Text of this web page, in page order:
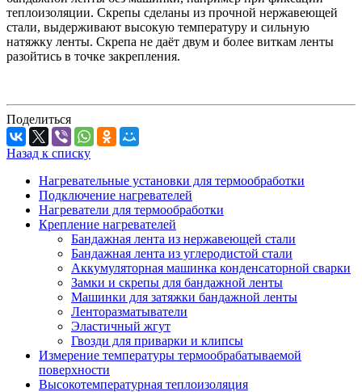
теплоизоляции. Скрепы сделаны из прочной нержавеющей
стали, выдерживают высокую температуру и сильную
натяжку ленты. Скрепа не даёт двум и более виткам ленты
разойтись в точке закрепления.
Поделиться
Назад к списку
Нагревательные установки для термообработки
Подключение нагревателей
Нагреватели для термообработки
Крепление нагревателей
Бандажная лента из нержавеющей стали
Бандажная лента из углеродистой стали
Аккумуляторная машинка конденсаторной сварки
Замки и скрепы для бандажной ленты
Машинки для затяжки бандажной ленты
Ленторазматыватели
Эластичный жгут
Гвозди для приварки и клипсы
Измерение температуры термообрабатываемой
поверхности
Высокотемпературная теплоизоляция